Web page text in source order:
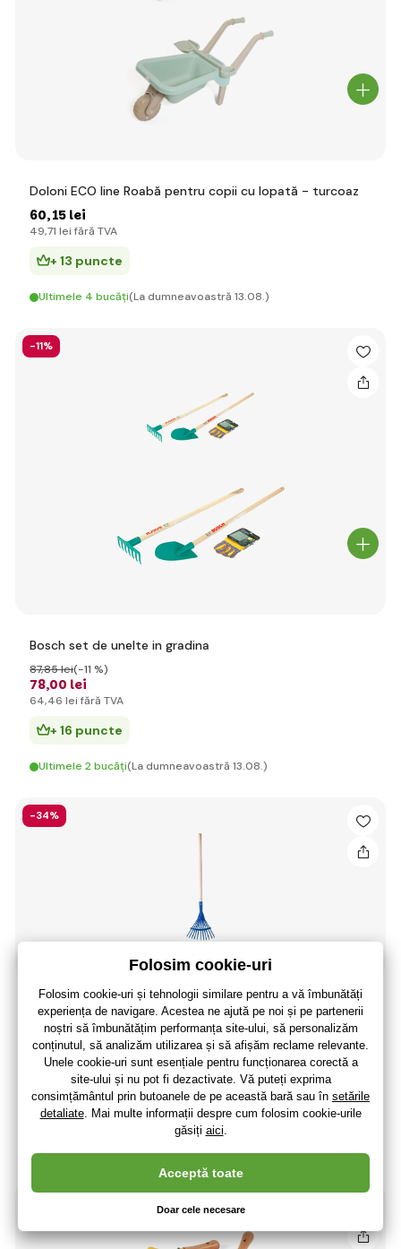
Doloni ECO line Roabă pentru copii cu lopată - turcoaz
60,15 lei
49,71 lei fără TVA
+ 13 puncte
Ultimele 4 bucăți(La dumneavoastră 13.08.)
-11%
Bosch set de unelte in gradina
78,00 lei
87,85 lei(-11 %)
64,46 lei fără TVA
+ 16 puncte
Ultimele 2 bucăți(La dumneavoastră 13.08.)
-34%
5.0
Instrumente de grădină lemnoasă - greblă de frunze
29,55 lei
44,65 lei(-34 %)
,42 leifără TVA
+ 6 puncte
În stoc > 5 buc(La dumneavoastră 13.08.)